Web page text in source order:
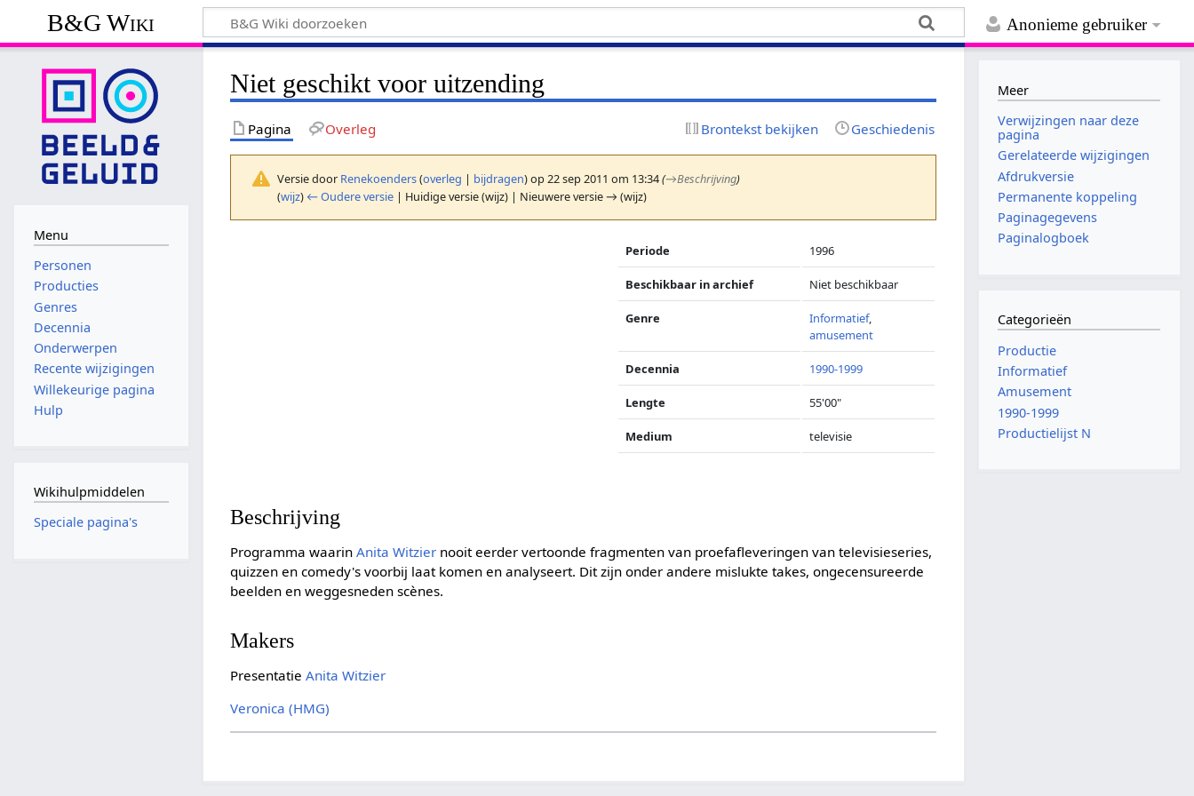
Anonieme gebruiker
B&G Wiki
Niet geschikt voor uitzending
Pagina Overleg Brontekst bekijken Geschiedenis
Versie door Renekoenders(overleg | bijdragen)op 22 sep 2011 om 13:34(→Beschrijving)
(wijz) ← Oudere versie | Huidige versie (wijz) | Nieuwere versie → (wijz)
Periode 1996
Beschikbaar in archief Niet beschikbaar
Genre Informatief,
amusement
Decennia 1990-1999
Lengte 55'00"
Medium televisie
Beschrijving
Programma waarinAnita Witzier nooit eerder vertoonde fragmenten van proefafleveringen van televisieseries,
quizzen en comedy's voorbij laat komen en analyseert. Dit zijn onder andere mislukte takes, ongecensureerde
beelden en weggesneden scènes.
Makers
PresentatieAnita Witzier
Veronica (HMG)
Menu
Personen
Producties
Genres
Decennia
Onderwerpen
Recente wijzigingen
Willekeurige pagina
Hulp
Wikihulpmiddelen
Speciale pagina's
Meer
Verwijzingen naar deze
pagina
Gerelateerde wijzigingen
Afdrukversie
Permanente koppeling
Paginagegevens
Paginalogboek
Categorieën
Productie
Informatief
Amusement
1990-1999
Productielijst N